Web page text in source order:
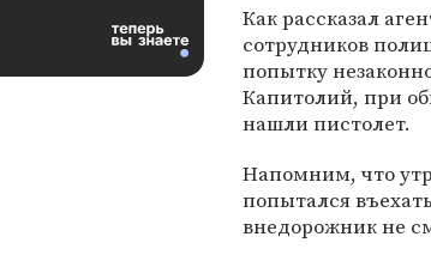
Как рассказал
сотрудников
попытку
Капитолий, при
нашли пистолет.
Напомним, что
попытался
внедорожник не